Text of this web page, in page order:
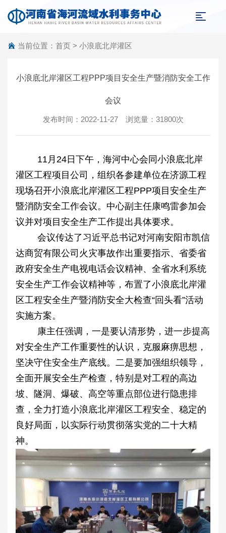
当前位置： 首页 > 小浪底北岸灌区
小浪底北岸灌区工程PPP项目安全生产暨消防安全工作
会议
发布时间：2022-11-27 浏览量：31800次
11月24日下午，海河中心会同小浪底北岸
灌区工程项目公司，组织各参建单位在济源工程
现场召开小浪底北岸灌区工程PPP项目安全生产
暨消防安全工作会议。中心副主任康鸣雷参加会
议并对项目安全生产工作提出具体要求。
会议传达了习近平总书记对河南安阳市凯信
达商贸有限公司火灾事故作出重要指示、省委省
政府安全生产电视电话会议精神、全省水利系统
安全生产工作会议精神等，布置了小浪底北岸灌
区工程安全生产暨消防安全大检查“回头看”活动
实施方案。
康主任强调，一是要认清形势，进一步提高
对安全生产工作重要性的认识，克服麻痹思想，
坚决守住安全生产底线。二是要加强组织领导，
全面开展安全生产检查，特别是对工程的高边
坡、隧洞、爆破、高空等重点部位进行隐患排
查，全力打造小浪底北岸灌区工程安全、稳定的
良好局面，以实际行动贯彻落实党的二十大精
神。